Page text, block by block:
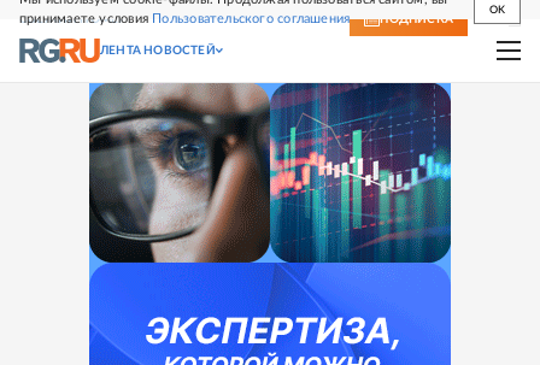
принимаете условия Пользовательского соглашения
OK
СВЕЖИЙ НОМЕР ПОДПИСКА
ЛЕНТА НОВОСТЕЙ